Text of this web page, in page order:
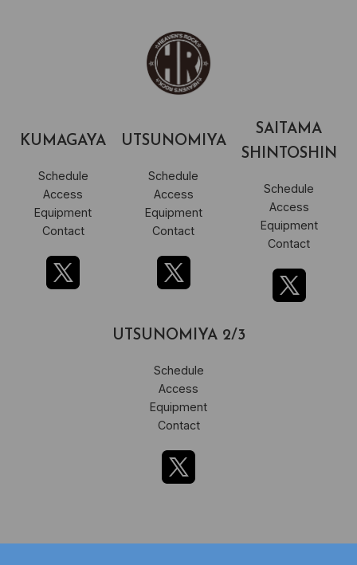
KUMAGAYA
Schedule
Access
Equipment
Contact
UTSUNOMIYA
Schedule
Access
Equipment
Contact
SAITAMA
SHINTOSHIN
Schedule
Access
Equipment
Contact
UTSUNOMIYA 2/3
Schedule
Access
Equipment
Contact